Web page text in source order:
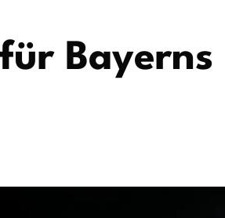
Bayerns